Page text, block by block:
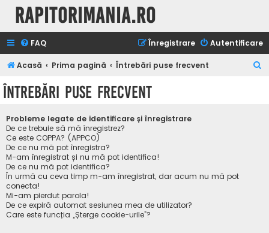
Rapitorimania.ro
FAQ Autentificare
Înregistrare
Acasă Prima pagină Întrebări puse frecvent
Întrebări puse frecvent
Probleme legate de identificare și înregistrare
De ce trebuie să mă înregistrez?
Ce este COPPA? (APPCO)
De ce nu mă pot înregistra?
M-am înregistrat și nu mă pot identifica!
De ce nu mă pot identifica?
În urmă cu ceva timp m-am înregistrat, dar acum nu mă pot
conecta!
Mi-am pierdut parola!
De ce expiră automat sesiunea mea de utilizator?
Care este funcția „Șterge cookie-urile”?